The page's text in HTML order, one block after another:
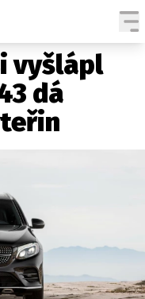
vyšlápl
dá